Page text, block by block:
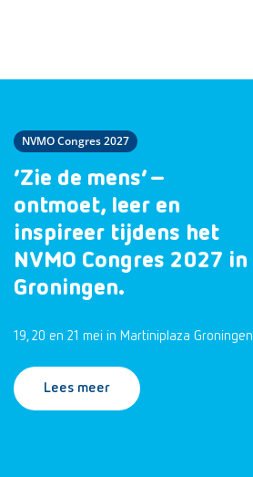
NVMO Congres 2027
‘Zie de mens’ –
ontmoet, leer en
inspireer tijdens het
NVMO Congres 2027 in
Groningen.
19, 20 en 21 mei in Martiniplaza Groningen
Lees meer